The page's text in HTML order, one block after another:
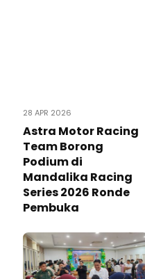
28 APR 2026
Astra Motor Racing
Team Borong
Podium di
Mandalika Racing
Series 2026 Ronde
Pembuka